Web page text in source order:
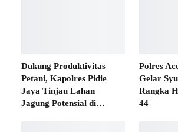
Dukung Produktivitas
Petani, Kapolres Pidie
Jaya Tinjau Lahan
Jagung Potensial di…
Polres
Gelar
Rangka
44